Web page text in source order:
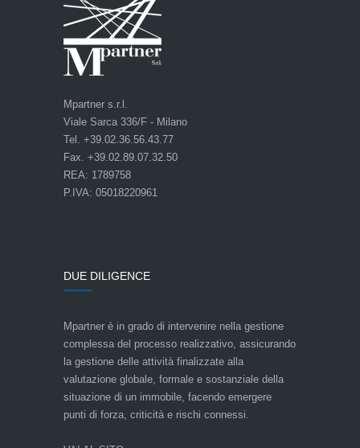
Mpartner s.r.l.
Viale Sarca 336/F - Milano
Tel. +39.02.36.56.43.77
Fax. +39.02.89.07.32.50
REA: 1789758
P.IVA: 05018220961
DUE DILIGENCE
Mpartner è in grado di intervenire nella gestione
complessa del processo realizzativo, assicurando
la gestione delle attività finalizzate alla
valutazione globale, formale e sostanziale della
situazione di un immobile, facendo emergere
punti di forza, criticità e rischi connessi.